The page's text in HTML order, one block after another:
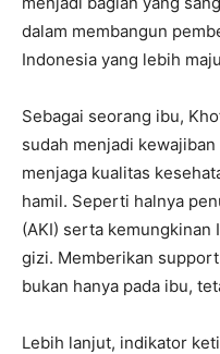
dalam membangun
Indonesia yang lebih
Sebagai seorang ibu,
sudah menjadi
menjaga kualitas
hamil. Seperti halnya
(AKI) serta kemungkinan
gizi. Memberikan
bukan hanya pada ibu,
Lebih lanjut, indikator